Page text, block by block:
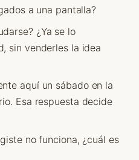
a una pantalla?
¿Ya se lo
sin venderles la idea
aquí un sábado en la
Esa respuesta decide
no funciona, ¿cuál es